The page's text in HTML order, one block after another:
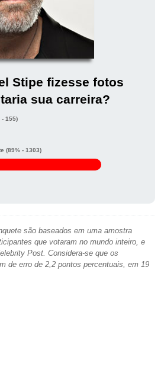
Stipe fizesse fotos
sua carreira?
- 155)
(89% - 1303)
são baseados em uma amostra
que votaram no mundo inteiro, e
Post. Considera-se que os
de erro de 2,2 pontos percentuais, em 19